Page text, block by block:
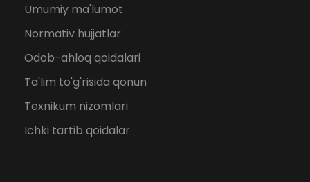
Umumiy ma'lumot
Normativ hujjatlar
Odob-ahloq qoidalari
Ta'lim to'g'risida qonun
Texnikum nizomlari
Ichki tartib qoidalar